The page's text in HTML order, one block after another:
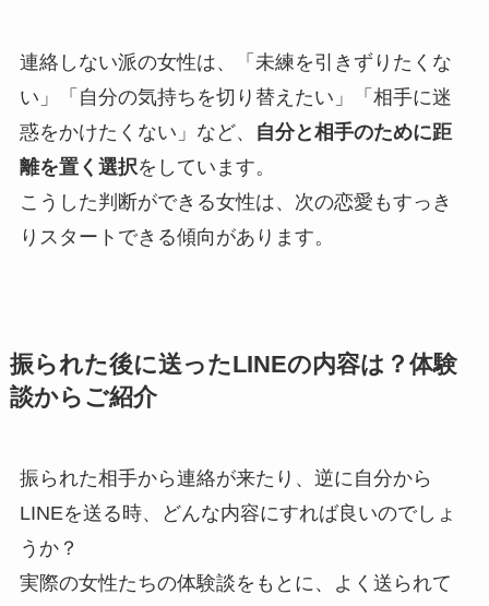
連絡しない派の女性は、「未練を引きずりたくな
い」「自分の気持ちを切り替えたい」「相手に迷
惑をかけたくない」など、
自分と相手のために距
離を置く選択をしています。
こうした判断ができる女性は、次の恋愛もすっき
りスタートできる傾向があります。
振られた後に送ったLINEの内容は？体験
談からご紹介
振られた相手から連絡が来たり、逆に自分から
LINEを送る時、どんな内容にすれば良いのでしょ
うか？
実際の女性たちの体験談をもとに、よく送られて